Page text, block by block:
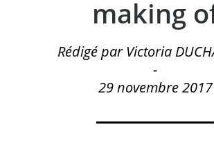
making
Rédigé par Victoria
-
29 novembre 2017